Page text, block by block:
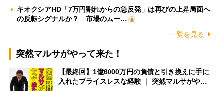
キオクシアHD「7万円割れからの急反発」は再びの上昇局面へ
の反転シグナルか？ 市場のムー…
一覧を見る
突然マルサがやって来た！
【最終回】1億6000万円の負債と引き換えに手に
入れたプライスレスな経験 ｜ 突然マルサがや…